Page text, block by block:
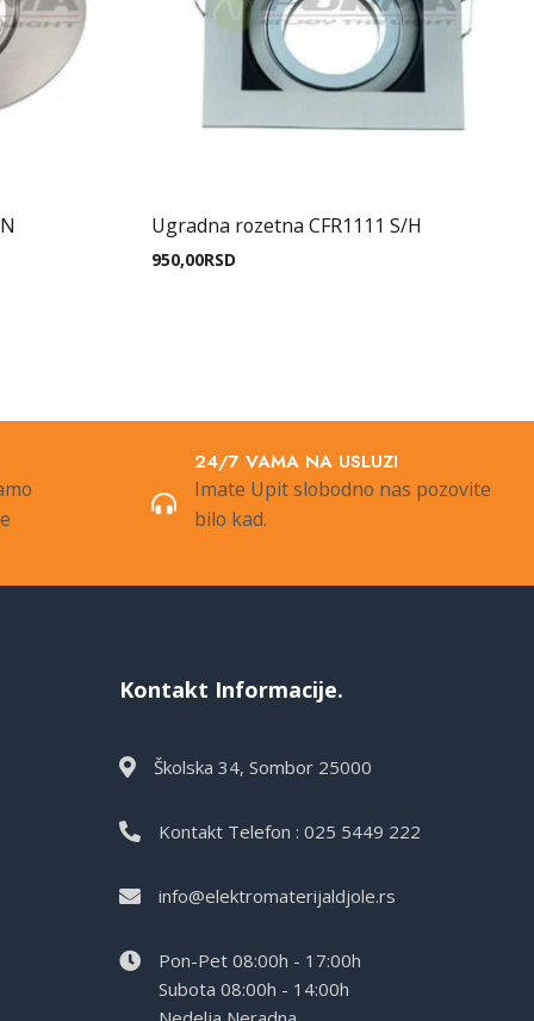
Ugradna rozetna CFR1111 S/H
950,00RSD
24/7 VAMA NA USLUZI
Imate Upit slobodno nas pozovite
bilo kad.
Kontakt Informacije.
Školska 34, Sombor 25000
Kontakt Telefon : 025 5449 222
info@elektromaterijaldjole.rs
Pon-Pet 08:00h - 17:00h
Subota 08:00h - 14:00h